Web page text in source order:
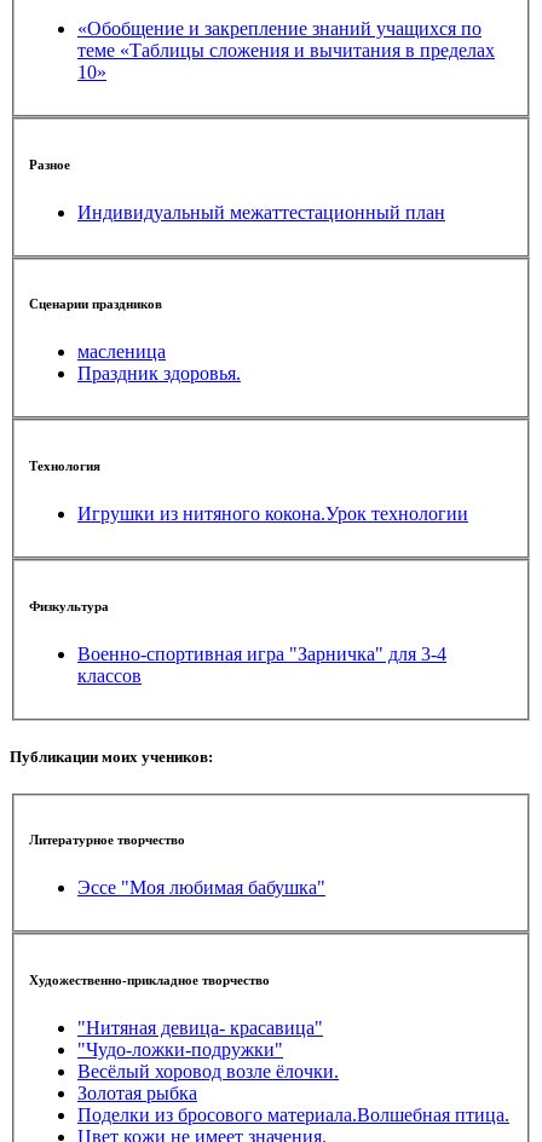
«Обобщение и закрепление знаний учащихся по
теме «Таблицы сложения и вычитания в пределах
10»
Разное
Индивидуальный межаттестационный план
Сценарии праздников
масленица
Праздник здоровья.
Технология
Игрушки из нитяного кокона.Урок технологии
Физкультура
Военно-спортивная игра "Зарничка" для 3-4
классов
Публикации моих учеников:
Литературное творчество
Эссе "Моя любимая бабушка"
Художественно-прикладное творчество
"Нитяная девица- красавица"
"Чудо-ложки-подружки"
Весёлый хоровод возле ёлочки.
Золотая рыбка
Поделки из бросового материала.Волшебная птица.
Цвет кожи не имеет значения.